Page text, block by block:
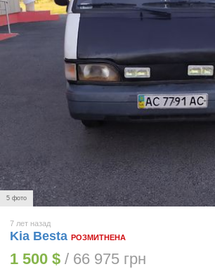
5 фото
7 лет назад
Kia Besta РОЗМИТНЕНА
1 500 $ / 66 975 грн